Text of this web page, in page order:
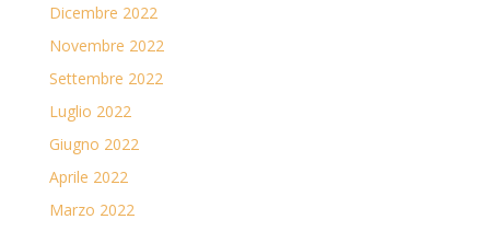
Dicembre 2022
Novembre 2022
Settembre 2022
Luglio 2022
Giugno 2022
Aprile 2022
Marzo 2022